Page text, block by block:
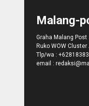
Malang-
Graha Malang Post
Ruko WOW Cluster
Tlp/wa :
email :